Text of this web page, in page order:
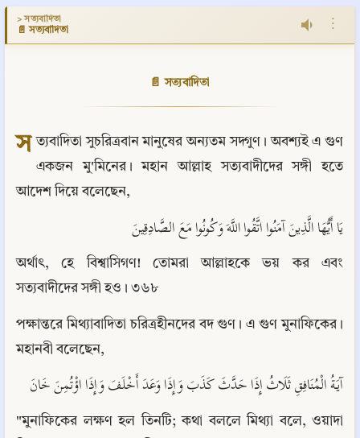
> সত্যবাদিতা
📄 সত্যবাদিতা ⋮
📄 সত্যবাদিতা
স ত্যবাদিতা সুচরিত্রবান মানুষের অন্যতম সদ্গুণ। অবশ্যই এ গুণ
একজন মু'মিনের। মহান আল্লাহ সত্যবাদীদের সঙ্গী হতে
আদেশ দিয়ে বলেছেন,
يَا أَيُّهَا الَّذِينَ آمَنُوا اتَّقُوا اللَّهَ وَكُونُوا مَعَ الصَّادِقِينَ
অর্থাৎ, হে বিশ্বাসিগণ! তোমরা আল্লাহকে ভয় কর এবং
সত্যবাদীদের সঙ্গী হও। ৩৬৮
পক্ষান্তরে মিথ্যাবাদিতা চরিত্রহীনদের বদ গুণ। এ গুণ মুনাফিকের।
মহানবী বলেছেন,
آيَةُ الْمُنَافِقِ ثَلَاثُ إِذَا حَدَّثَ كَذَبَ وَإِذَا وَعَدَ أَخْلَفَ وَإِذَا اؤْتُمِنَ خَانَ
"মুনাফিকের লক্ষণ হল তিনটি; কথা বললে মিথ্যা বলে, ওয়াদা